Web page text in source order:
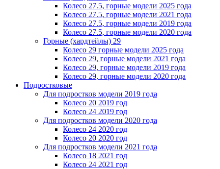
Колесо 27.5, горные модели 2025 года
Колесо 27.5, горные модели 2021 года
Колесо 27.5, горные модели 2019 года
Колесо 27.5, горные модели 2020 года
Горные (хардтейлы) 29
Колесо 29 горные модели 2025 года
Колесо 29, горные модели 2021 года
Колесо 29, горные модели 2019 года
Колесо 29, горные модели 2020 года
Подростковые
Для подростков модели 2019 года
Колесо 20 2019 год
Колесо 24 2019 год
Для подростков модели 2020 года
Колесо 24 2020 год
Колесо 20 2020 год
Для подростков модели 2021 года
Колесо 18 2021 год
Колесо 24 2021 год